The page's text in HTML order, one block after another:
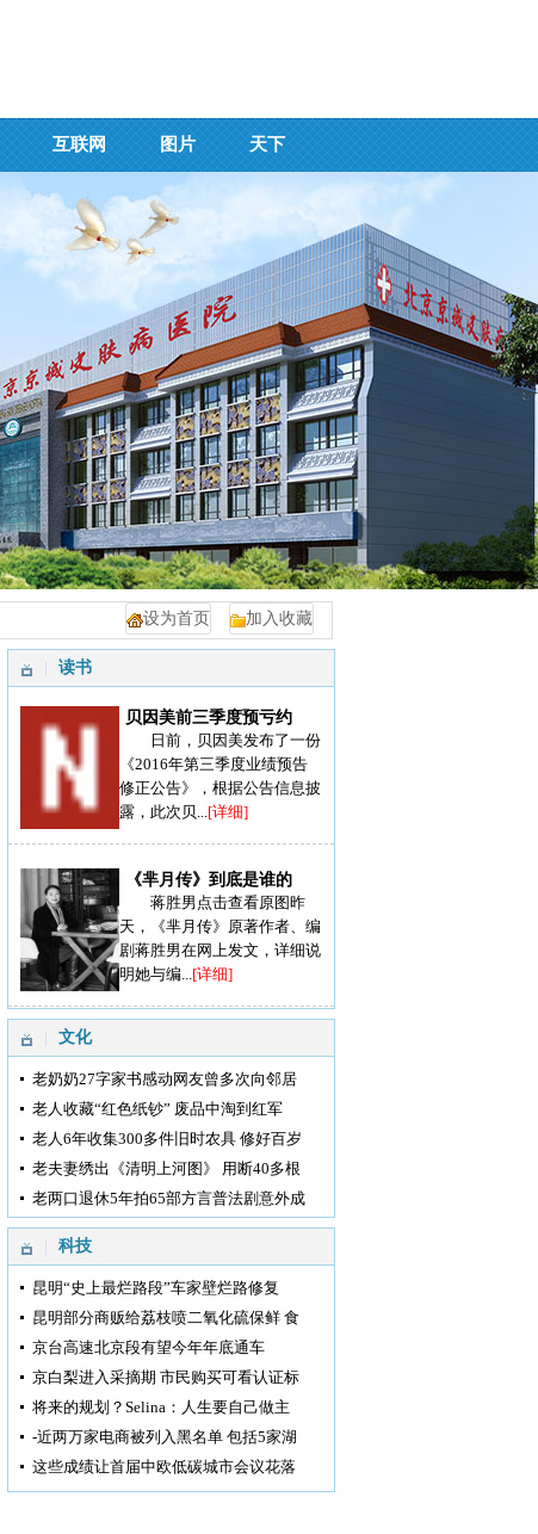
互联网 图片 天下
加入收藏
设为首页
读书
贝因美前三季度预亏约
日前，贝因美发布了一份
《2016年第三季度业绩预告
修正公告》，根据公告信息披
露，此次贝...[详细]
《芈月传》到底是谁的
蒋胜男点击查看原图昨
天，《芈月传》原著作者、编
剧蒋胜男在网上发文，详细说
明她与编...[详细]
文化
老奶奶27字家书感动网友曾多次向邻居
老人收藏“红色纸钞” 废品中淘到红军
老人6年收集300多件旧时农具 修好百岁
老夫妻绣出《清明上河图》 用断40多根
老两口退休5年拍65部方言普法剧意外成
科技
昆明“史上最烂路段”车家壁烂路修复
昆明部分商贩给荔枝喷二氧化硫保鲜 食
京台高速北京段有望今年年底通车
京白梨进入采摘期 市民购买可看认证标
将来的规划？Selina：人生要自己做主
-近两万家电商被列入黑名单 包括5家湖
这些成绩让首届中欧低碳城市会议花落